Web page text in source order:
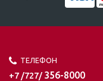
ТЕЛЕФОН
+7 /727/ 356-8000